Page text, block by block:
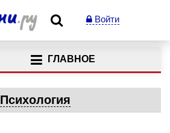
Войти
ГЛАВНОЕ
Психология